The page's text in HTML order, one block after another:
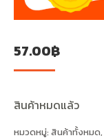
57.00฿
สินค้าหมดแล้ว
หมวดหมู่: สินค้าทั้งหมด,